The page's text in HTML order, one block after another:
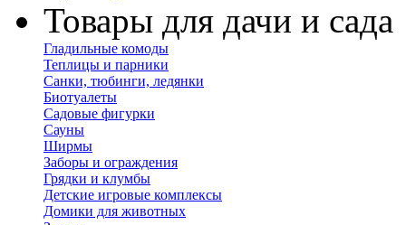
Товары для дачи и сада
Гладильные комоды
Теплицы и парники
Санки, тюбинги, ледянки
Биотуалеты
Садовые фигурки
Сауны
Ширмы
Заборы и ограждения
Грядки и клумбы
Детские игровые комплексы
Домики для животных